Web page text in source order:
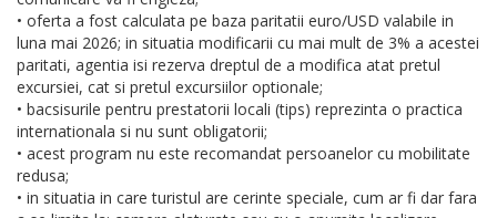
• oferta a fost calculata pe baza paritatii euro/USD valabile in
luna mai 2026; in situatia modificarii cu mai mult de 3% a acestei
paritati, agentia isi rezerva dreptul de a modifica atat pretul
excursiei, cat si pretul excursiilor optionale;
• bacsisurile pentru prestatorii locali (tips) reprezinta o practica
internationala si nu sunt obligatorii;
• acest program nu este recomandat persoanelor cu mobilitate
redusa;
• in situatia in care turistul are cerinte speciale, cum ar fi dar fara